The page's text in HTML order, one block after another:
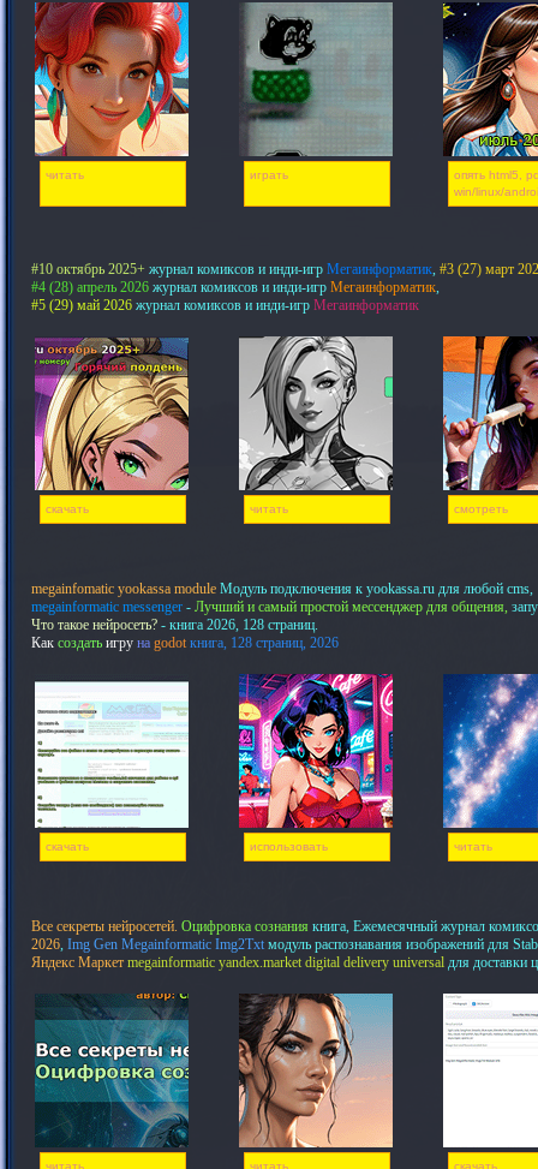
читать играть
опять html5,
win/linux/
#10 октябрь 2025+ журнал комиксов и инди-игр Мегаинформатик, #3 (27) март
#4 (28) апрель 2026 журнал комиксов и инди-игр Мегаинформатик,
#5 (29) май 2026 журнал комиксов и инди-игр Мегаинформатик
скачать читать смотреть
megainfomatic yookassa module Модуль подключения к yookassa.ru для любой cms,
megainformatic messenger - Лучший и самый простой мессенджер для общения,
Что такое нейросеть? - книга 2026, 128 страниц.
Как создать игру на godot книга, 128 страниц, 2026
скачать использовать читать
Все секреты нейросетей. Оцифровка сознания книга, Ежемесячный журнал
2026, Img Gen Megainformatic Img2Txt модуль распознавания изображений для
Яндекс Маркет megainformatic yandex.market digital delivery universal для доставки
читать читать скачать